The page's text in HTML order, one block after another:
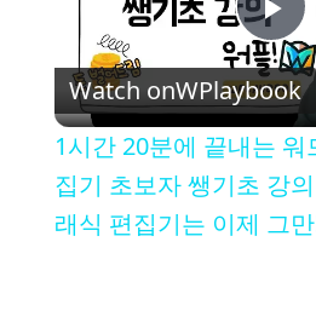
P
l
a
Watch onWPlaybook
1시간 20분에 끝내는 워
집기 초보자 쌩기초 강
래식 편집기는 이제 그